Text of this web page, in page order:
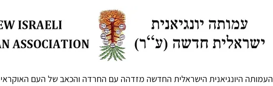
העמותה היונגיאנית הישראלית החדשה מזדהה עם החרדה והכאב של העם